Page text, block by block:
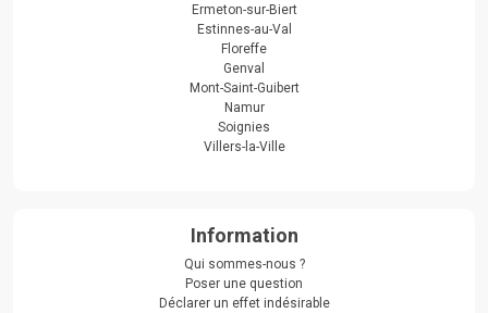
Ermeton-sur-Biert
Estinnes-au-Val
Floreffe
Genval
Mont-Saint-Guibert
Namur
Soignies
Villers-la-Ville
Information
Qui sommes-nous ?
Poser une question
Déclarer un effet indésirable